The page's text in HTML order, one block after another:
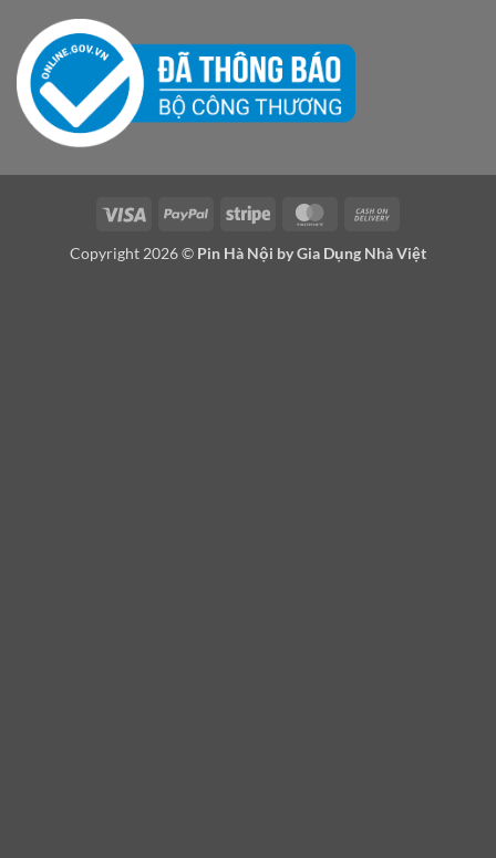
Visa PayPal Stripe MasterCard
Delivery
Copyright 2026 © Pin Hà Nội byGia Dụng Nhà Việt